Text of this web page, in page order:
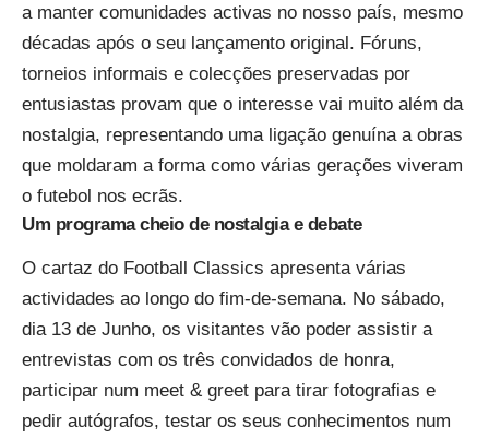
a manter comunidades activas no nosso país, mesmo
décadas após o seu lançamento original. Fóruns,
torneios informais e colecções preservadas por
entusiastas provam que o interesse vai muito além da
nostalgia, representando uma ligação genuína a obras
que moldaram a forma como várias gerações viveram
o futebol nos ecrãs.
Um programa cheio de nostalgia e debate
O cartaz do Football Classics apresenta várias
actividades ao longo do fim-de-semana. No sábado,
dia 13 de Junho, os visitantes vão poder assistir a
entrevistas com os três convidados de honra,
participar num meet & greet para tirar fotografias e
pedir autógrafos, testar os seus conhecimentos num